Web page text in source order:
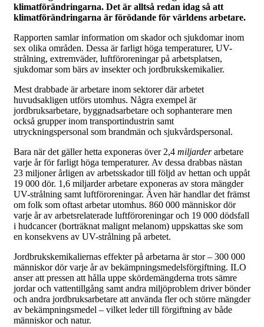
klimatförändringarna. Det är alltså redan idag så att
klimatförändringarna är förödande för världens arbetare.
Rapporten samlar information om skador och sjukdomar inom
sex olika områden. Dessa är farligt höga temperaturer, UV-
strålning, extremväder, luftföroreningar på arbetsplatsen,
sjukdomar som bärs av insekter och jordbrukskemikalier.
Mest drabbade är arbetare inom sektorer där arbetet
huvudsakligen utförs utomhus. Några exempel är
jordbruksarbetare, byggnadsarbetare och sophanterare men
också grupper inom transportindustrin samt
utryckningspersonal som brandmän och sjukvårdspersonal.
Bara när det gäller hetta exponeras över 2,4 miljarderarbetare
varje år för farligt höga temperaturer. Av dessa drabbas nästan
23 miljoner årligen av arbetsskador till följd av hettan och uppåt
19 000 dör. 1,6 miljarder arbetare exponeras av stora mängder
UV-strålning samt luftföroreningar. Även här handlar det främst
om folk som oftast arbetar utomhus. 860 000 människor dör
varje år av arbetsrelaterade luftföroreningar och 19 000 dödsfall
i hudcancer (borträknat malignt melanom) uppskattas ske som
en konsekvens av UV-strålning på arbetet.
Jordbrukskemikaliernas effekter på arbetarna är stor – 300 000
människor dör varje år av bekämpningsmedelsförgiftning. ILO
anser att pressen att hålla uppe skördemängderna trots sämre
jordar och vattentillgång samt andra miljöproblem driver bönder
och andra jordbruksarbetare att använda fler och större mängder
av bekämpningsmedel – vilket leder till förgiftning av både
människor och natur.